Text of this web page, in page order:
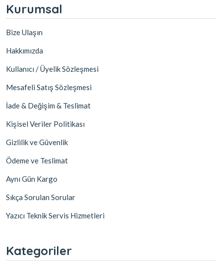
Kurumsal
Bize Ulaşın
Hakkımızda
Kullanıcı / Üyelik Sözleşmesi
Mesafeli Satış Sözleşmesi
İade & Değişim & Teslimat
Kişisel Veriler Politikası
Gizlilik ve Güvenlik
Ödeme ve Teslimat
Aynı Gün Kargo
Sıkça Sorulan Sorular
Yazıcı Teknik Servis Hizmetleri
Kategoriler